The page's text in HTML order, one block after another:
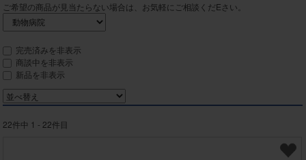
ご希望の商品が見当たらない場合は、お気軽にご相談くだEさい。
完売済みを非表示
商談中を非表示
新品を非表示
22件中 1 - 22件目